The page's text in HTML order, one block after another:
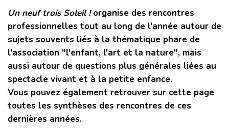
Un neuf trois Soleil !organise des rencontres
professionnelles tout au long de l'année autour de
sujets souvents liés à la thématique phare de
l'association "l'enfant, l'art et la nature", mais
aussi autour de questions plus générales liées au
spectacle vivant et à la petite enfance.
Vous pouvez également retrouver sur cette page
toutes les synthèses des rencontres de ces
dernières années.